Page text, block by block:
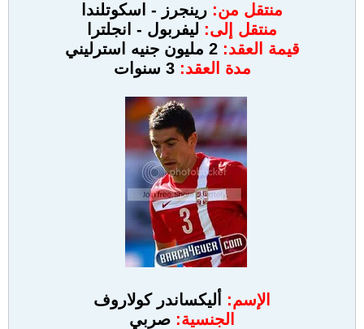
منتقل من: رينجرز - اسكوتلندا
منتقل إلى: ليفربول - انجلترا
قيمة العقد:2 مليون جنيه استرليني
مدة العقد: 3 سنوات
الإسم:
أليكساندر كولاروف
الجنسية: صربي